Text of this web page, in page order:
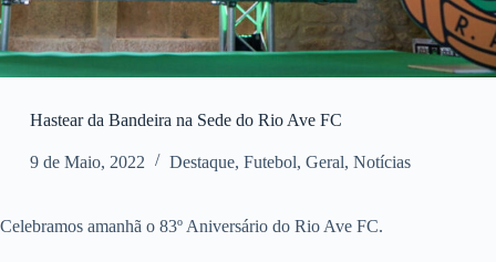
Hastear da Bandeira na Sede do Rio Ave FC
9 de Maio, 2022 Destaque, Futebol, Geral, Notícias
Celebramos amanhã o 83º Aniversário do Rio Ave FC.